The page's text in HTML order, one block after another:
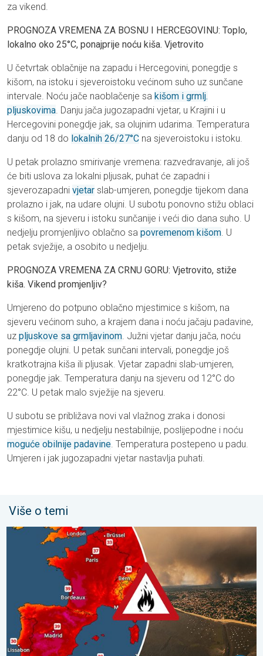
za vikend.
PROGNOZA VREMENA ZA BOSNU I HERCEGOVINU: Toplo,
lokalno oko 25°C, ponajprije noću kiša. Vjetrovito
U četvrtak oblačnije na zapadu i Hercegovini, ponegdje s
kišom, na istoku i sjeveroistoku većinom suho uz sunčane
intervale. Noću jače naoblačenje sa kišom i grmlj.
pljuskovima. Danju jača jugozapadni vjetar, u Krajini i u
Hercegovini ponegdje jak, sa olujnim udarima. Temperatura
danju od 18 do lokalnih 26/27°C na sjeveroistoku i istoku.
U petak prolazno smirivanje vremena: razvedravanje, ali još
će biti uslova za lokalni pljusak, puhat će zapadni i
sjeverozapadni vjetar slab-umjeren, ponegdje tijekom dana
prolazno i jak, na udare olujni. U subotu ponovno stižu oblaci
s kišom, na sjeveru i istoku sunčanije i veći dio dana suho. U
nedjelju promjenljivo oblačno sa povremenom kišom. U
petak svježije, a osobito u nedjelju.
PROGNOZA VREMENA ZA CRNU GORU: Vjetrovito, stiže
kiša. Vikend promjenljiv?
Umjereno do potpuno oblačno mjestimice s kišom, na
sjeveru većinom suho, a krajem dana i noću jačaju padavine,
uz pljuskove sa grmljavinom. Južni vjetar danju jača, noću
ponegdje olujni. U petak sunčani intervali, ponegdje još
kratkotrajna kiša ili pljusak. Vjetar zapadni slab-umjeren,
ponegdje jak. Temperatura danju na sjeveru od 12°C do
22°C. U petak malo svježije na sjeveru.
U subotu se približava novi val vlažnog zraka i donosi
mjestimice kišu, u nedjelju nestabilnije, poslijepodne i noću
moguće obilnije padavine. Temperatura postepeno u padu.
Umjeren i jak jugozapadni vjetar nastavlja puhati.
Više o temi
Veliki požari u jugozapadnoj Europi. Tisuće ljudi u bijegu. . .